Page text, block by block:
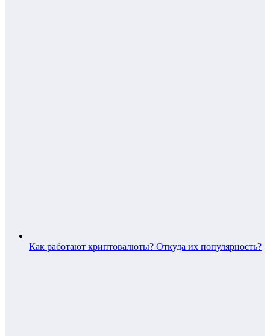
Как работают криптовалюты? Откуда их популярность?